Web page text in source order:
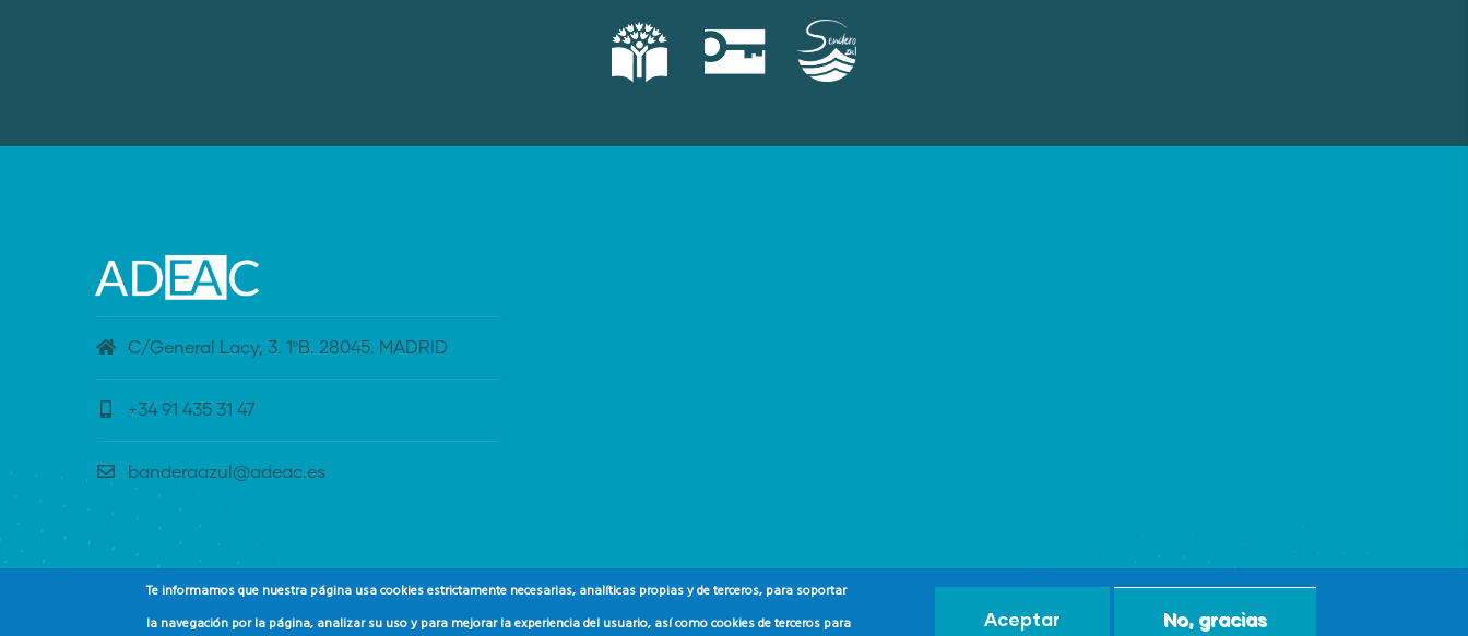
C/General Lacy, 3. 1ºB. 28045. MADRID
+34 91 435 31 47
banderaazul@adeac.es
Te informamos que nuestra página usa cookies estrictamente necesarias, analíticas propias y de terceros, para soportar
la navegación por la página, analizar su uso y para mejorar la experiencia del usuario, así como cookies de terceros para
Aceptar No, gracias